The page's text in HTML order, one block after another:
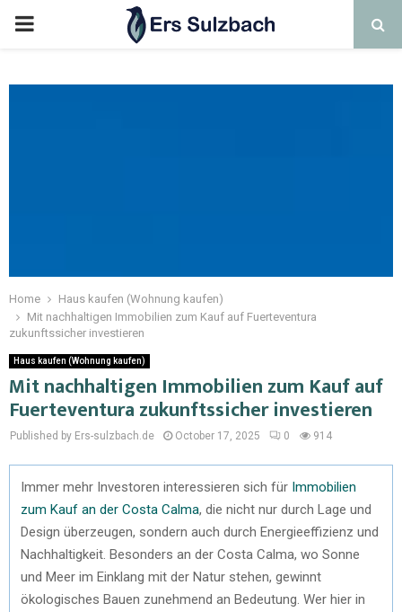
Home
Haus kaufen (Wohnung kaufen)
Mit nachhaltigen Immobilien zum Kauf auf Fuerteventura
zukunftssicher investieren
Haus kaufen (Wohnung kaufen)
Mit nachhaltigen Immobilien zum Kauf auf
Fuerteventura zukunftssicher investieren
Published by Ers-sulzbach.de October 17, 2025 0 914
Immer mehr Investoren interessieren sich für Immobilien
zum Kauf an der Costa Calma, die nicht nur durch Lage und
Design überzeugen, sondern auch durch Energieeffizienz und
Nachhaltigkeit. Besonders an der Costa Calma, wo Sonne
und Meer im Einklang mit der Natur stehen, gewinnt
ökologisches Bauen zunehmend an Bedeutung. Wer hier in